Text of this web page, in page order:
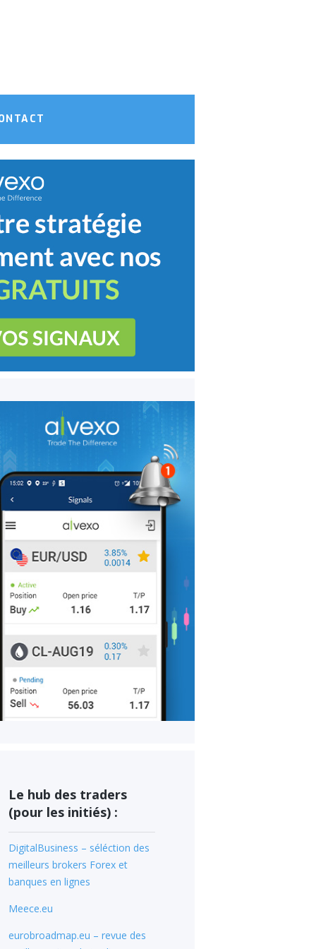
Le hub des traders
(pour les initiés) :
DigitalBusiness – séléction des
meilleurs brokers Forex et
banques en lignes
Meece.eu
eurobroadmap.eu – revue des